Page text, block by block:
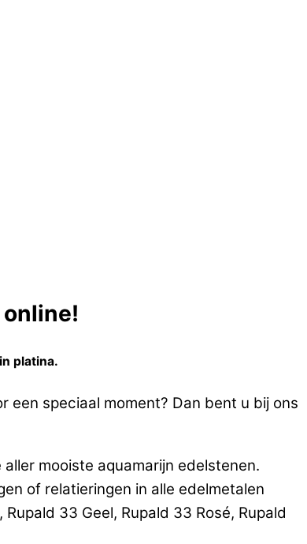
platina.
een speciaal moment? Dan bent u bij ons
mooiste aquamarijn edelstenen.
of relatieringen in alle edelmetalen
33 Geel, Rupald 33 Rosé, Rupald